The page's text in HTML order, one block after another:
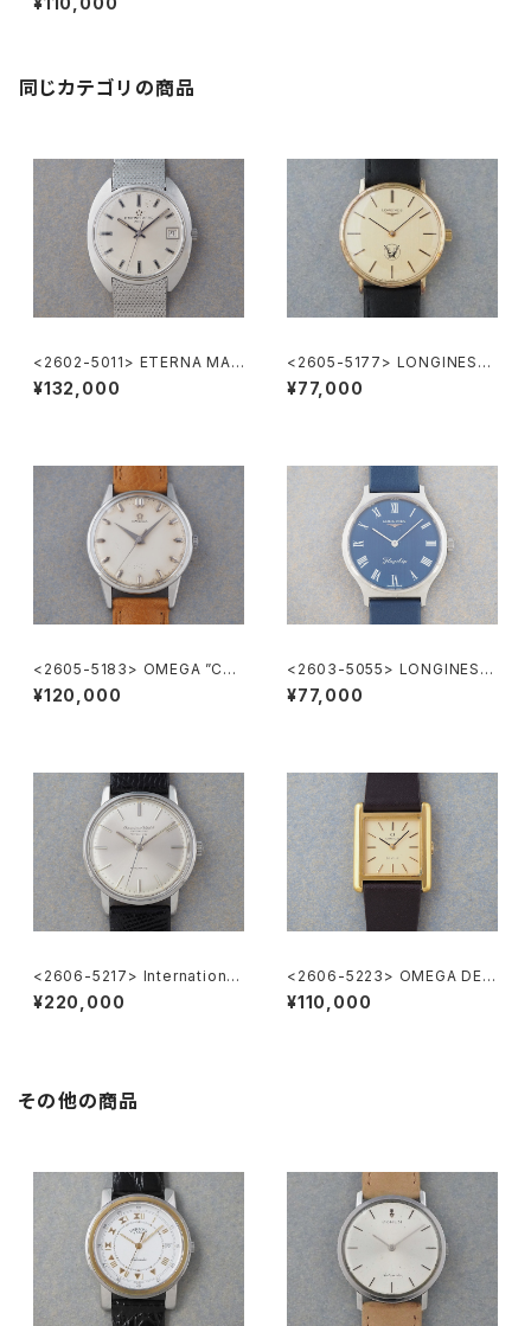
同じカテゴリの商品
<2602-5011> ETERNA MAT
IC 3003
¥132,000
<2605-5177> LONGINES
”大正製薬”
¥77,000
<2605-5183> OMEGA ”Cal.
285"
¥120,000
<2603-5055> LONGINES F
lagship
¥77,000
<2606-5217> International
National Co. "TURLER"
¥220,000
<2606-5223> OMEGA DE V
ILLE
¥110,000
その他の商品